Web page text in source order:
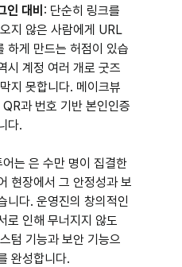
대비 : 단순히 링크를
지 않은 사람에게 URL
하게 만드는 허점이 있습
시 계정 여러 개로 굿즈
지 못합니다. 메이크뷰
과 번호 기반 본인인증
다.
는 은 수만 명이 집결한
현장에서 그 안정성과 보
니다. 운영진의 창의적인
로 인해 무너지지 않도
텀 기능과 보안 기능으
완성합니다.